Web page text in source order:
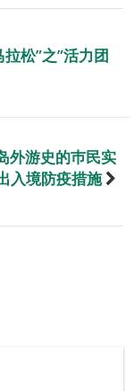
松”之”活力团
外游史的巿民实
入境防疫措施